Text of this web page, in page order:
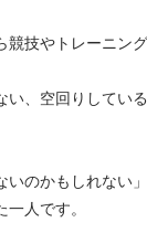
競技やトレーニン
い、空回りしてい
いのかもしれない」
人です。